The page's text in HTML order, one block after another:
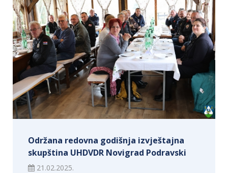
Održana redovna godišnja izvještajna
skupština UHDVDR Novigrad Podravski
21.02.2025.